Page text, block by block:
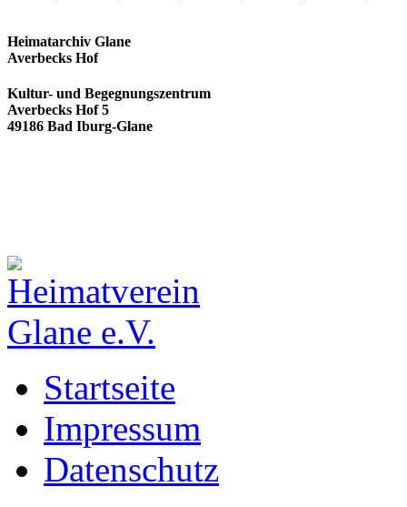
Heimatarchiv Glane
Averbecks Hof
Kultur- und Begegnungszentrum
Averbecks Hof 5
49186 Bad Iburg-Glane
Startseite
Impressum
Datenschutz